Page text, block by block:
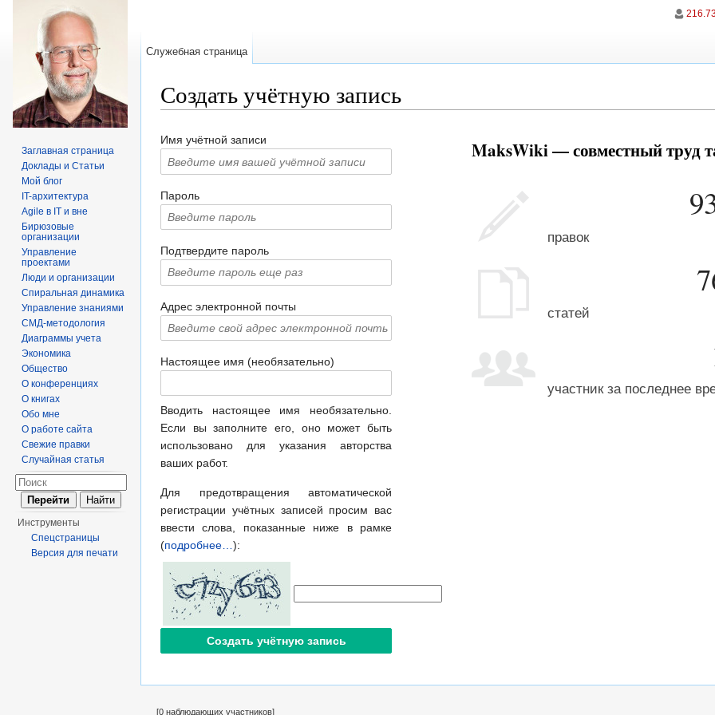
Создать учётную запись
Имя учётной записи
Пароль
Подтвердите пароль
Адрес электронной почты
Настоящее имя (необязательно)
Вводить настоящее имя необязательно.
Если вы заполните его, оно может быть
использовано для указания авторства
ваших работ.
Для предотвращения автоматической
регистрации учётных записей просим вас
ввести слова, показанные ниже в рамке
(подробнее…):
MaksWiki — совместный труд
правок
статей
участник за последнее
Служебная страница
Заглавная страница
Доклады и Статьи
Мой блог
IT-архитектура
Agile в IT и вне
Бирюзовые
организации
Управление
проектами
Люди и организации
Спиральная динамика
Управление знаниями
СМД-методология
Диаграммы учета
Экономика
Общество
О конференциях
О книгах
Обо мне
О работе сайта
Свежие правки
Случайная статья
Инструменты
Спецстраницы
Версия для печати
[0 наблюдающих участников]